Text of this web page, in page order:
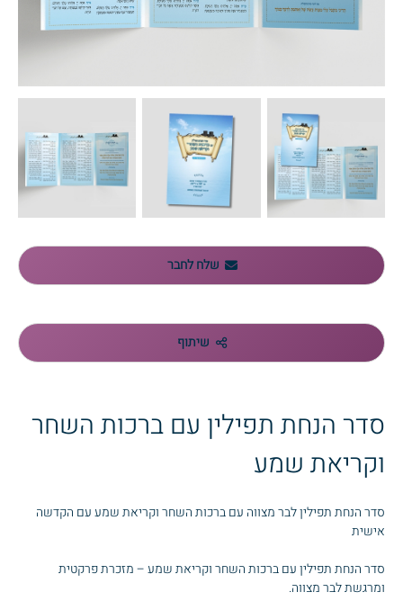
שלח לחבר
שיתוף
סדר הנחת תפילין עם ברכות השחר
וקריאת שמע
סדר הנחת תפילין לבר מצווה עם ברכות השחר וקריאת שמע עם הקדשה
אישית
סדר הנחת תפילין עם ברכות השחר וקריאת שמע – מזכרת פרקטית
ומרגשת לבר מצווה.